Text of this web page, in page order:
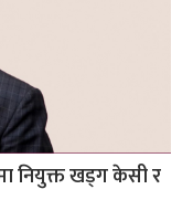
नियुक्त खड्ग केसी र